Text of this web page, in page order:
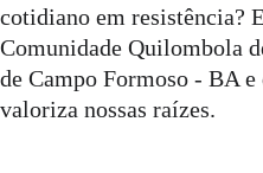
cotidiano em resistência?
Comunidade Quilombola
de Campo Formoso - BA
valoriza nossas raízes.